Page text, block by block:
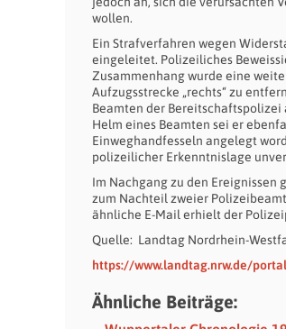
wollen.
Ein Strafverfahren wegen
eingeleitet. Polizeiliches
Zusammenhang wurde eine
Aufzugsstrecke „rechts“ zu
Beamten der Bereitschaftspolizei
Helm eines Beamten sei er
Einweghandfesseln angelegt
polizeilicher Erkenntnislage
Im Nachgang zu den Ereignissen
zum Nachteil zweier
ähnliche E-Mail erhielt der
Quelle: Landtag Nordrhein-
https://www.landtag.nrw.de/
Ähnliche Beiträge: